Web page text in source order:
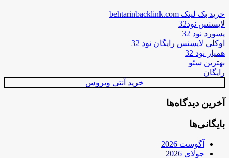
خرید بک لینک behtarinbacklink.com
لایسنس نود32
پسورد نود 32
اوکلی لایسنس رایگان نود 32
همیار نود 32
بهترین سئو
رایگان
خرید آنتی ویروس
آخرین دیدگاه‌ها
بایگانی‌ها
آگوست 2026
جولای 2026